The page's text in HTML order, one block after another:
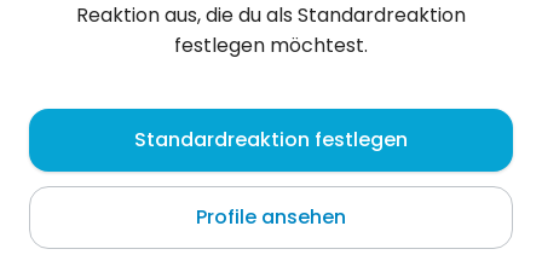
Daria , 33
Błotnica
Über mich
Reaktion aus, die du als Standardreaktion
festlegen möchtest.
Standardreaktion festlegen
Profile ansehen